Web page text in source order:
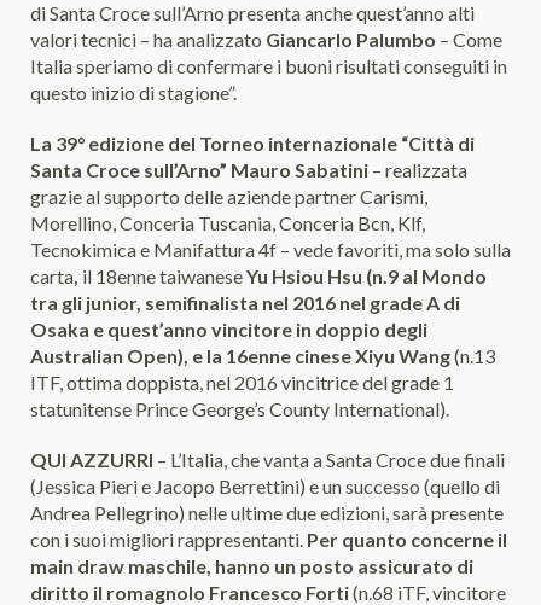
di Santa Croce sull’Arno presenta anche quest’anno alti
valori tecnici – ha analizzato Giancarlo Palumbo – Come
Italia speriamo di confermare i buoni risultati conseguiti in
questo inizio di stagione”.
La 39° edizione del Torneo internazionale “Città di
Santa Croce sull’Arno” Mauro Sabatini – realizzata
grazie al supporto delle aziende partner Carismi,
Morellino, Conceria Tuscania, Conceria Bcn, Klf,
Tecnokimica e Manifattura 4f – vede favoriti, ma solo sulla
carta, il 18enne taiwaneseYu Hsiou Hsu (n.9 al Mondo
tra gli junior, semifinalista nel 2016 nel grade A di
Osaka e quest’anno vincitore in doppio degli
Australian Open), e la 16enne cinese Xiyu Wang(n.13
ITF, ottima doppista, nel 2016 vincitrice del grade 1
statunitense Prince George’s County International).
QUI AZZURRI – L’Italia, che vanta a Santa Croce due finali
(Jessica Pieri e Jacopo Berrettini) e un successo (quello di
Andrea Pellegrino) nelle ultime due edizioni, sarà presente
con i suoi migliori rappresentanti. Per quanto concerne il
main draw maschile, hanno un posto assicurato di
diritto il romagnolo Francesco Forti(n.68 iTF, vincitore